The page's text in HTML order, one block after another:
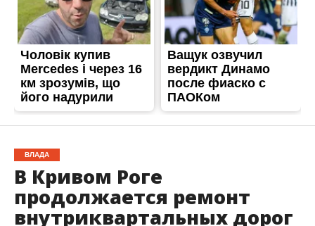
ВЛАДА
В Кривом Роге
продолжается ремонт
внутриквартальных дорог